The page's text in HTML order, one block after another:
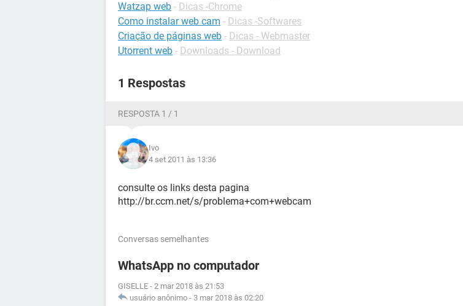
Watzap web - Dicas -Chrome
Como instalar web cam - Dicas -Softwares
Criação de páginas web - Dicas - Webmaster
Utorrent web - Downloads - Download
1 Respostas
RESPOSTA 1 / 1
Ivo
4 set 2011 às 13:36
consulte os links desta pagina
http://br.ccm.net/s/problema+com+webcam
Conversas semelhantes
WhatsApp no computador
GISELLE - 2 mar 2018 às 21:53
usuário anônimo - 3 mar 2018 às 02:20